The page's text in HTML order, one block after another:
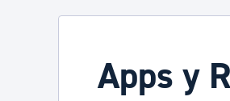
Apps y